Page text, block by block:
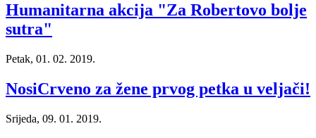
Humanitarna akcija "Za Robertovo bolje
sutra"
Petak, 01. 02. 2019.
NosiCrveno za žene prvog petka u veljači!
Srijeda, 09. 01. 2019.